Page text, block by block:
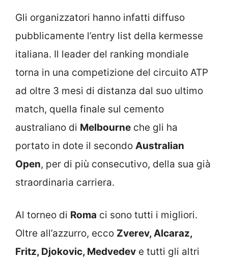
Gli organizzatori hanno infatti diffuso
pubblicamente l’entry list della kermesse
italiana. Il leader del ranking mondiale
torna in una competizione del circuito ATP
ad oltre 3 mesi di distanza dal suo ultimo
match, quella finale sul cemento
australiano di Melbourne che gli ha
portato in dote il secondo Australian
Open, per di più consecutivo, della sua già
straordinaria carriera.
Al torneo di Roma ci sono tutti i migliori.
Oltre all’azzurro, ecco Zverev, Alcaraz,
Fritz, Djokovic, Medvedev e tutti gli altri